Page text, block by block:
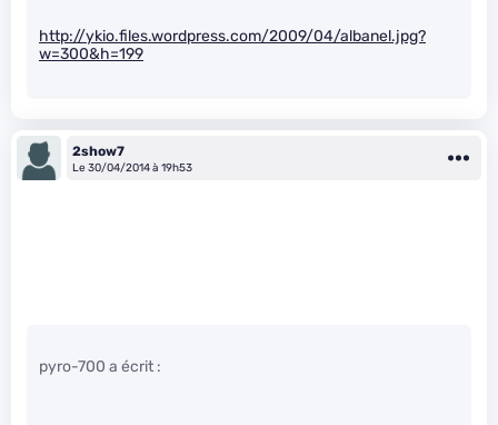
http://ykio.files.wordpress.com/2009/04/albanel.jpg?
w=300&h=199
2show7
Le 30/04/2014 à 19h53
pyro-700 a écrit :